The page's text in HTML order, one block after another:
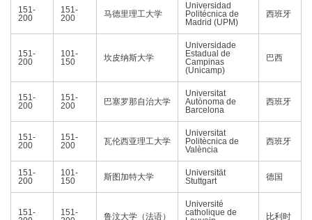
151-
200
151-
200
马德里理工大学
Universidad
Politécnica de
Madrid (UPM)
西班牙
151-
200
101-
150
坎皮纳斯大学
Universidade
Estadual de
Campinas
(Unicamp)
巴西
151-
200
151-
200
巴塞罗那自治大学
Universitat
Autònoma de
Barcelona
西班牙
151-
200
151-
200
瓦伦西亚理工大学
Universitat
Politècnica de
València
西班牙
151-
200
101-
150
斯图加特大学
Universität
Stuttgart
德国
151-
151-
鲁汶大学（法语）
Université
catholique de
比利时